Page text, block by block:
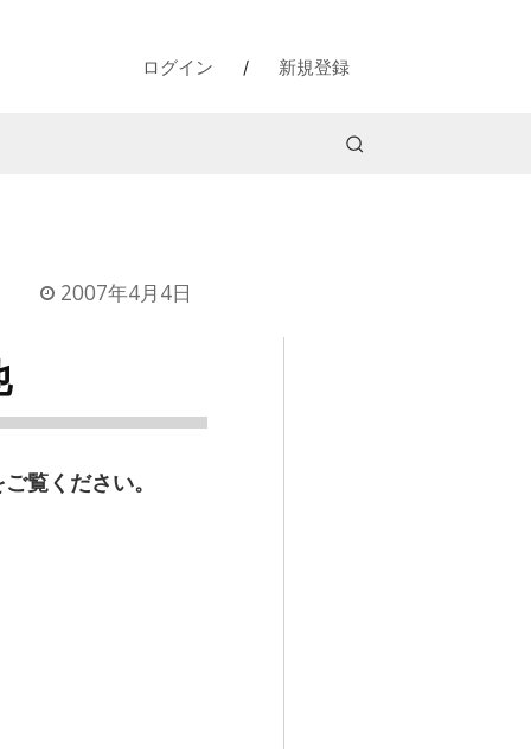
ログイン / 新規登録
2007年4月4日
ご覧ください。